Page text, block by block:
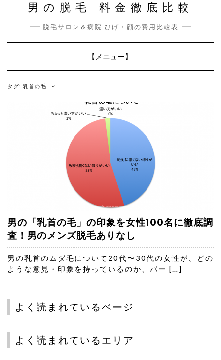
男の脱毛 料金徹底比較
脱毛サロン＆病院 ひげ・顔の費用比較表
【メニュー】
タグ: 乳首の毛
男の「乳首の毛」の印象を女性100名に徹底調
査！男のメンズ脱毛ありなし
男の乳首のムダ毛について20代〜30代の女性が、どの
ような意見・印象を持っているのか、パー […]
よく読まれているページ
よく読まれているエリア